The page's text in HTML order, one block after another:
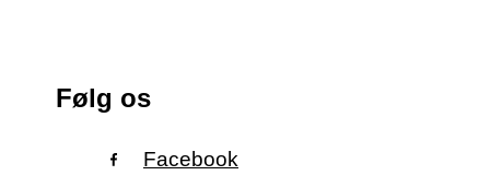
Følg os
Facebook